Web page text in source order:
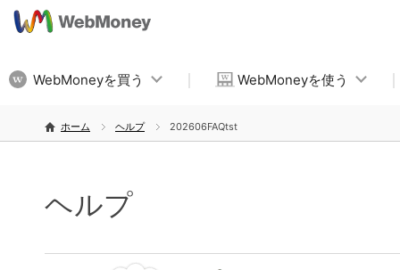
WebMoneyを買う WebMoneyを使う
ホーム ヘルプ 202606FAQtst
ヘルプ